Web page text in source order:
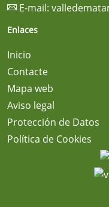
E-mail:
Enlaces
Inicio
Contacte
Mapa web
Aviso legal
Protección de Datos
Política de Cookies